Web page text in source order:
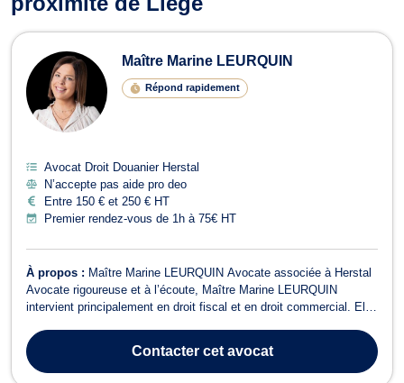
Maître Marine LEURQUIN
Répond rapidement
Avocat Droit Douanier Herstal
N’accepte pas aide pro deo
Entre 150 € et 250 € HT
Premier rendez-vous de 1h à 75€ HT
À propos : Maître Marine LEURQUIN Avocate associée à Herstal
Avocate rigoureuse et à l’écoute, Maître Marine LEURQUIN
intervient principalement en droit fiscal et en droit commercial. Elle
gestion et la résolution de leurs problématiques juridiques.
Domaines d’interven...Contactercet avocat